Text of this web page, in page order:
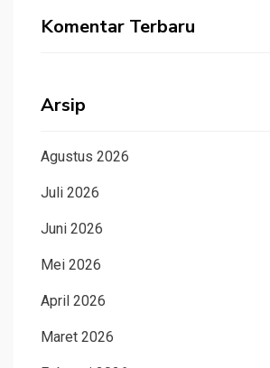
Komentar Terbaru
Arsip
Agustus 2026
Juli 2026
Juni 2026
Mei 2026
April 2026
Maret 2026